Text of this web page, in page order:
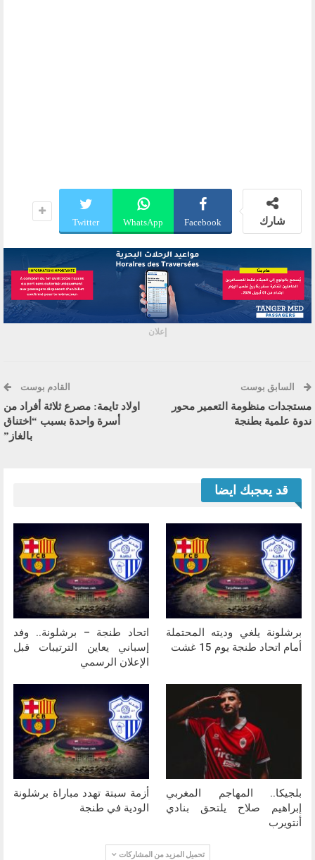
شارك Facebook
WhatsApp
Twitter
إعلان
السابق بوست
مستجدات منظومة التعمير محور
ندوة علمية بطنجة
القادم بوست
اولاد تايمة: مصرع ثلاثة أفراد من
أسرة واحدة بسبب “اختناق
بالغاز”
قد يعجبك ايضا
برشلونة يلغي وديته المحتملة
أمام اتحاد طنجة يوم 15 غشت
اتحاد طنجة – برشلونة.. وفد
إسباني يعاين الترتيبات قبل
الإعلان الرسمي
بلجيكا.. المهاجم المغربي
إبراهيم صلاح يلتحق بنادي
أنتويرب
أزمة سبتة تهدد مباراة برشلونة
الودية في طنجة
تحميل المزيد من المشاركات